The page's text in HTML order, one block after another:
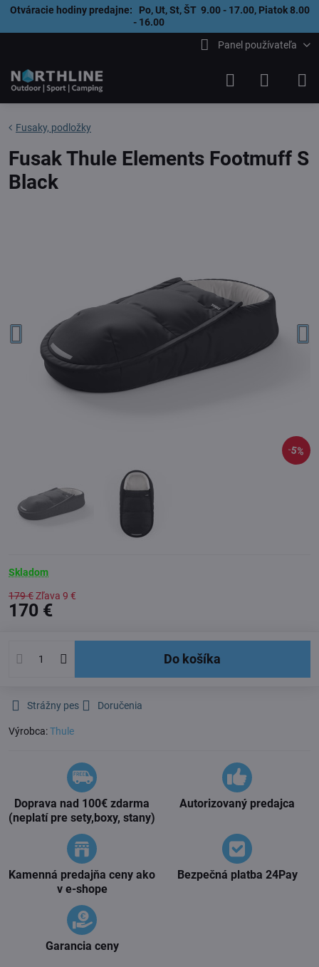
Otváracie hodiny predajne: Po, Ut, St, ŠT 9.00 - 17.00, Piatok 8.00
- 16.00
Panel používateľa
5%
Fusaky, podložky
Fusak Thule Elements Footmuff S
Black
Skladom
179 €Zľava 9 €
170 €
Do košíka
Strážny pes Doručenia
Výrobca:Thule
Doprava nad 100€ zdarma
(neplatí pre sety,boxy, stany)
Autorizovaný predajca
Kamenná predajňa ceny ako
v e-shope
Bezpečná platba 24Pay
Garancia ceny